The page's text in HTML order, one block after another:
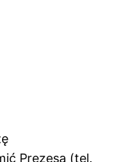
Prezesa (tel.